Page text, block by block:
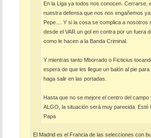
En la Liga ya todos nos conocen. Cerrarse,
nuestra defensa que nos nos engañemos
Pepe.... Y si la cosa se complica a nosotros
desde el VAR un gol en contra por un fuera
como le hacen a la Banda Criminal.
Y mientras tanto Mborrado o Ficticius
espera de que les llegue un balón al pie
haga salir en las portadas.
Hasta que no se mejore el centro del campo
ALGO, la situación será muy parecida. Esté
Papa
El Madrid es el Francia de las selecciones con